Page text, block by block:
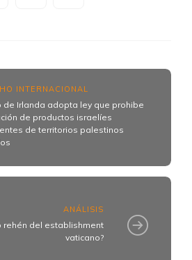
INTERNACIONAL
de Irlanda adopta ley que prohibe
de productos israelíes
de territorios palestinos
ANÁLISIS
rehén del establishment
vaticano?